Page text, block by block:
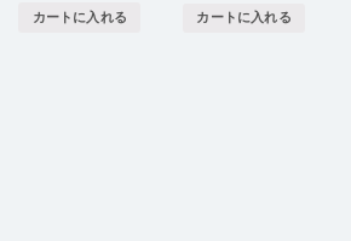
カートに入れる カートに入れる